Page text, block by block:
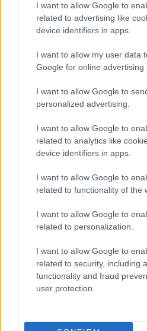
I want to allow Google to
related to advertising like
device identifiers in apps.
I want to allow my user data
Google for online advertising
I want to allow Google to
personalized advertising.
I want to allow Google to
related to analytics like
device identifiers in apps.
I want to allow Google to
related to functionality of the
I want to allow Google to
related to personalization.
I want to allow Google to
related to security, including
functionality and fraud
user protection.
ΑΣΕΠ: Εξ
Πιστοποίηση
μέρες
Μάθε πρώτος όλες
ειδήσεις.
Βάλε το proson.gr
Δημοφιλείς